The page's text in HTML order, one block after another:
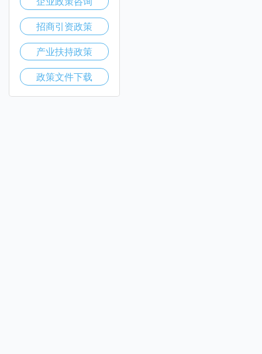
招商引资政策
产业扶持政策
政策文件下载